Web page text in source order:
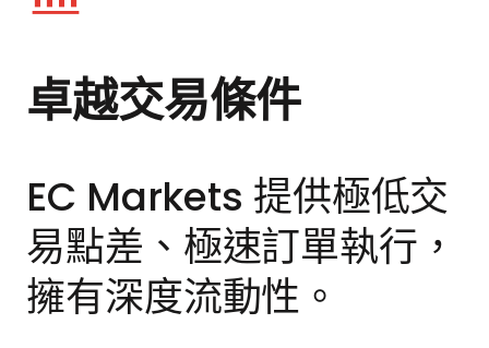
卓越交易條件
EC Markets 提供極低交
易點差、極速訂單執行，
擁有深度流動性。